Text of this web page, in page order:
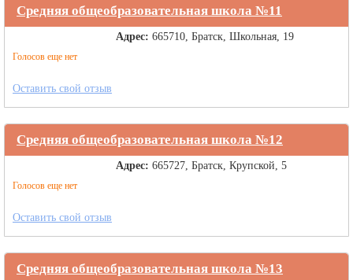
Средняя общеобразовательная школа №11
Голосов еще нет
Адрес: 665710, Братск, Школьная, 19
Оставить свой отзыв
Средняя общеобразовательная школа №12
Голосов еще нет
Адрес: 665727, Братск, Крупской, 5
Оставить свой отзыв
Средняя общеобразовательная школа №13